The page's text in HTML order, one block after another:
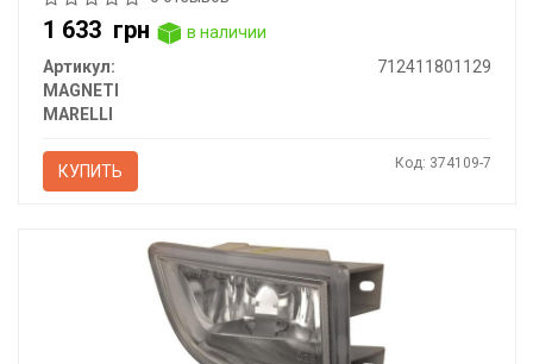
1 633 грн
в наличии
Артикул:
712411801129
MAGNETI
MARELLI
КУПИТЬ Код: 374109-7